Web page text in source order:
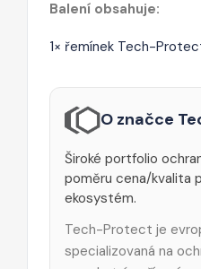
Balení obsahuje:
1× řemínek Tech-
O značce
Široké portfolio
poměru cena/kvalita
ekosystém.
Tech-Protect je
specializovaná na